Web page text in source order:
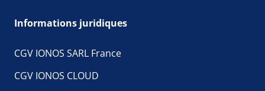
Informations juridiques
CGV IONOS SARL France
CGV IONOS CLOUD